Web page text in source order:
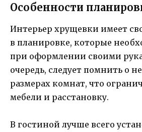
Особенности
Интерьер хрущевки имеет
в планировке, которые
при оформлении своими
очередь, следует помнить о
размерах комнат, что
мебели и расстановку.
В гостиной лучше всего